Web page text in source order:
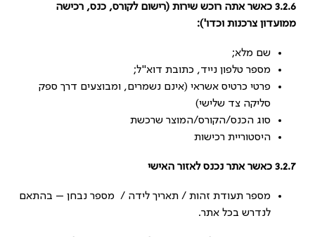
3.2.6 כאשר אתה רוכש שירות (רישום לקורס, כנס, רכישה
ממועדון צרכנות וכדו'):
שם מלא;
מספר טלפון נייד, כתובת דוא"ל;
פרטי כרטיס אשראי (אינם נשמרים, ומבוצעים דרך ספק
סליקה צד שלישי)
סוג הכנס/הקורס/המוצר שרכשת
היסטוריית רכישות
3.2.7 כאשר אתר נכנס לאזור האישי
מספר תעודת זהות / תאריך לידה / מספר נבחן – בהתאם
לנדרש בכל אתר.